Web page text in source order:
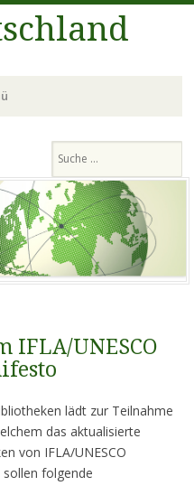
IFLA/UNESCO
lädt zur Teilnahme
das aktualisierte
von IFLA/UNESCO
folgende